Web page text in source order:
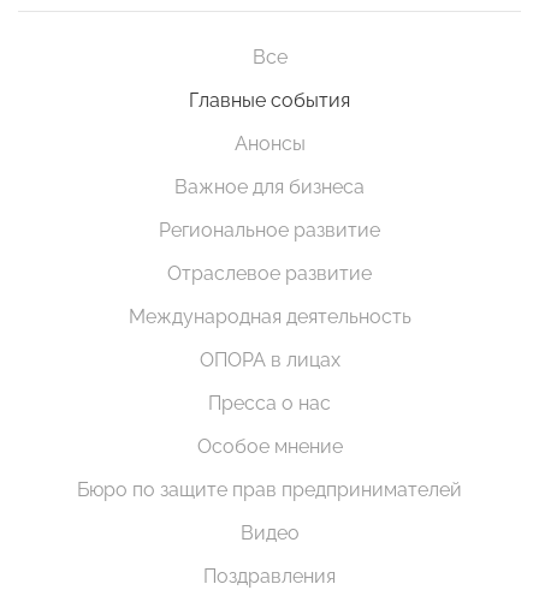
Все
Главные события
Анонсы
Важное для бизнеса
Региональное развитие
Отраслевое развитие
Международная деятельность
ОПОРА в лицах
Пресса о нас
Особое мнение
Бюро по защите прав предпринимателей
Видео
Поздравления